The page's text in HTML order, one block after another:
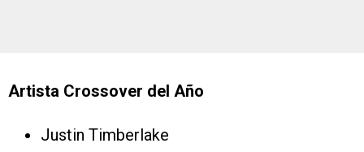
Artista Crossover del Año
Justin Timberlake